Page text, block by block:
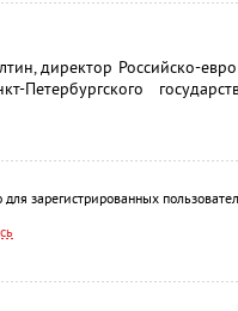
директор Российско-
Петербургского
зарегистрированных